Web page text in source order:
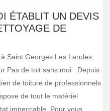
ÉTABLIT UN DEVIS
DE
Saint Georges Les Landes,
Pas de toit sans moi . Depuis
de toiture de professionnels
de tout le matériel
impeccable. Pour vous